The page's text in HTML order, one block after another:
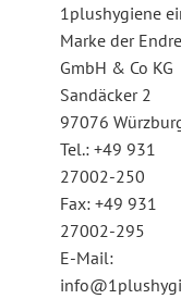
1plushygiene
Marke der
GmbH & Co KG
Sandäcker 2
97076
Tel.: +49 931
27002-250
Fax: +49 931
27002-295
E-Mail: